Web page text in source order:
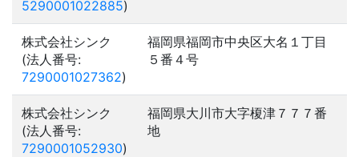
5290001022885)
株式会社シンク
(法人番号:
7290001027362)
福岡県福岡市中央区大名１丁目
５番４号
株式会社シンク
(法人番号:
7290001052930)
福岡県大川市大字榎津７７７番
地